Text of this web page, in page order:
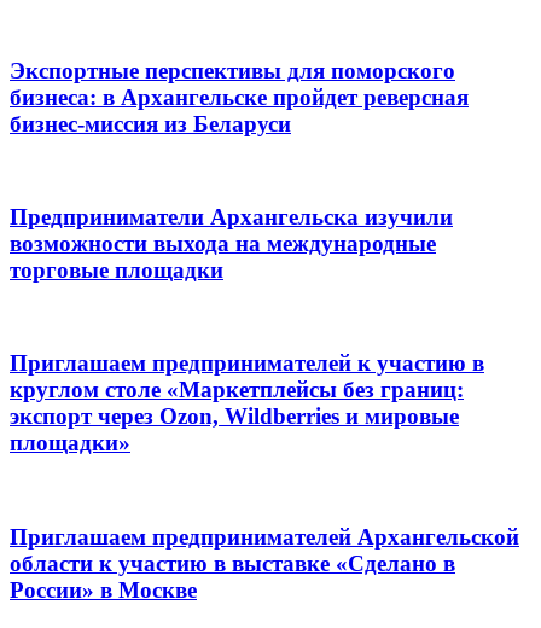
Экспортные перспективы для поморского
бизнеса: в Архангельске пройдет реверсная
бизнес-миссия из Беларуси
Предприниматели Архангельска изучили
возможности выхода на международные
торговые площадки
Приглашаем предпринимателей к участию в
круглом столе «Маркетплейсы без границ:
экспорт через Ozon, Wildberries и мировые
площадки»
Приглашаем предпринимателей Архангельской
области к участию в выставке «Сделано в
России» в Москве